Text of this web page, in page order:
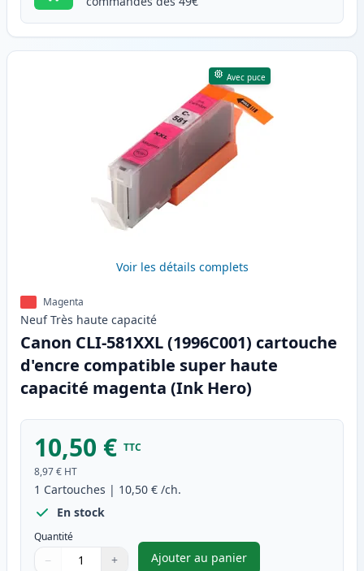
Avec puce
Voir les détails complets
Magenta
Neuf Très haute capacité
Canon CLI-581XXL (1996C001) cartouche
d'encre compatible super haute
capacité magenta (Ink Hero)
10,50 € TTC
8,97 € HT
1 Cartouches | 10,50 € /ch.
En stock
Quantité
Quantité
Utilisez les boutons pour ajuster
− +
Quantité
Ajouter au panier
,Canon CLI-581XXL